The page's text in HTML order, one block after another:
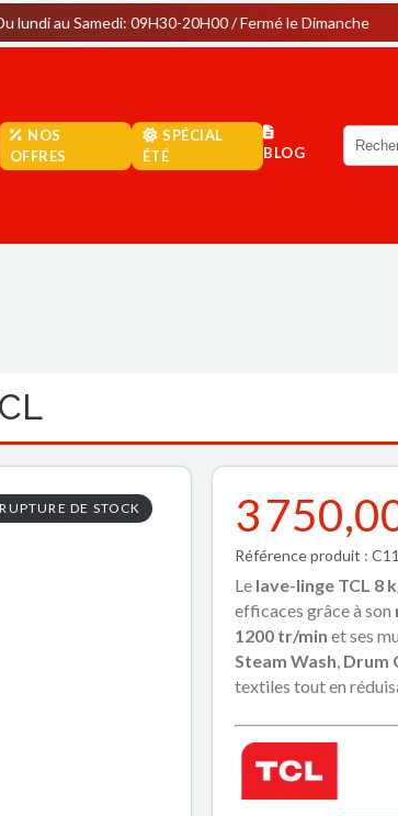
09H30-20H00 / Fermé le Dimanche
NOS
OFFRES
SPÉCIAL
ÉTÉ
BLOG
RUPTURE DE STOCK 3
Référence produit :
Le lave-linge TCL 8
efficaces grâce à son
1200 tr/min et ses
Steam Wash, Drum
textiles tout en